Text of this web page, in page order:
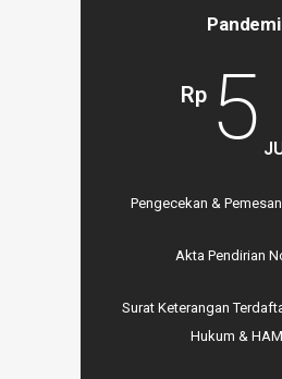
Pandemi
Rp 5
Pengecekan &
Akta Pendirian
Surat Keterangan
Hukum &